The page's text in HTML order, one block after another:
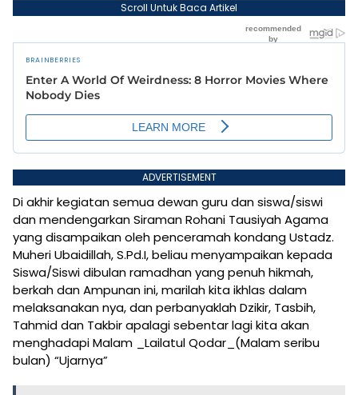
Scroll Untuk Baca Artikel
ADVERTISEMENT
Di akhir kegiatan semua dewan guru dan siswa/siswi
dan mendengarkan Siraman Rohani Tausiyah Agama
yang disampaikan oleh penceramah kondang Ustadz.
Muheri Ubaidillah, S.Pd.I, beliau menyampaikan kepada
Siswa/Siswi dibulan ramadhan yang penuh hikmah,
berkah dan Ampunan ini, marilah kita ikhlas dalam
melaksanakan nya, dan perbanyaklah Dzikir, Tasbih,
Tahmid dan Takbir apalagi sebentar lagi kita akan
menghadapi Malam _Lailatul Qodar_(Malam seribu
bulan) “Ujarnya”